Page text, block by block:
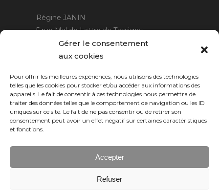
Gérer le consentement
aux cookies
Pour offrir les meilleures expériences, nous utilisons des technologies
telles que les cookies pour stocker et/ou accéder aux informations des
appareils. Le fait de consentir à ces technologies nous permettra de
traiter des données telles que le comportement de navigation ou les ID
uniques sur ce site. Le fait de ne pas consentir ou de retirer son
consentement peut avoir un effet négatif sur certaines caractéristiques
et fonctions.
Accepter
Refuser
Régine JANIN
5 rue Mal de Lattre de Tassigny
21220 Gevrey Chambertin
06 15 15 80 29
Horaires :sur rendez-vous.